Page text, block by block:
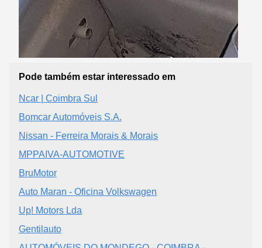
Pode também estar interessado em
Ncar | Coimbra Sul
Bomcar Automóveis S.A.
Nissan - Ferreira Morais & Morais
MPPAIVA-AUTOMOTIVE
BruMotor
Auto Maran - Oficina Volkswagen
Up! Motors Lda
Gentilauto